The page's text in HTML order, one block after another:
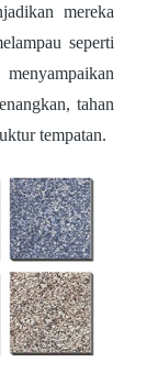
mereka
seperti
tahan
tempatan.